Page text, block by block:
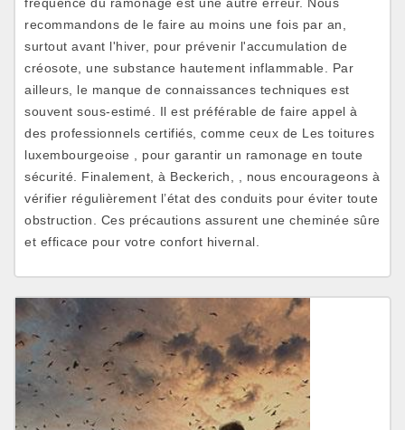
recommandons de le faire au moins une fois par an,
surtout avant l'hiver, pour prévenir l'accumulation de
créosote, une substance hautement inflammable. Par
ailleurs, le manque de connaissances techniques est
souvent sous-estimé. Il est préférable de faire appel à
des professionnels certifiés, comme ceux de Les toitures
luxembourgeoise , pour garantir un ramonage en toute
sécurité. Finalement, à Beckerich, , nous encourageons à
vérifier régulièrement l’état des conduits pour éviter toute
obstruction. Ces précautions assurent une cheminée sûre
et efficace pour votre confort hivernal.